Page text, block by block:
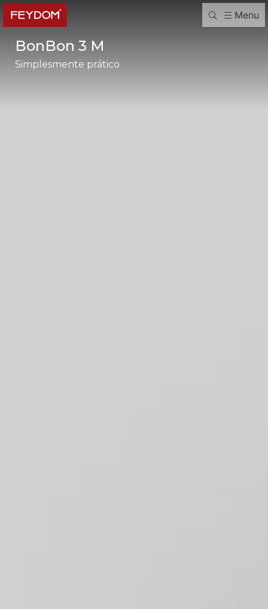
Menu
BonBon 3 M
Simplesmente prático